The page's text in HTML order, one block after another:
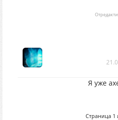
Я уже
Страница 1